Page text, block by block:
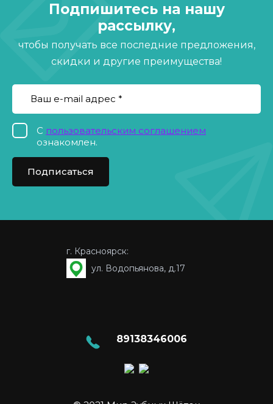
Подпишитесь на нашу
рассылку,
чтобы получать все последние предложения,
скидки и другие преимущества!
С пользовательским соглашением
ознакомлен.
Подписаться
г. Красноярск:
ул. Водопьянова, д.17
89138346006